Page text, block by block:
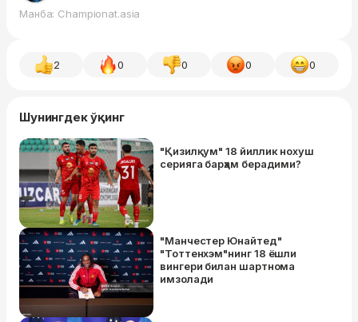
Манба: Championat.asia
2 0 0 0 0
Шунингдек ўқинг
"Қизилқум" 18 йиллик нохуш
серияга барҳам берадими?
"Манчестер Юнайтед"
"Тоттенхэм"нинг 18 ёшли
вингери билан шартнома
имзолади